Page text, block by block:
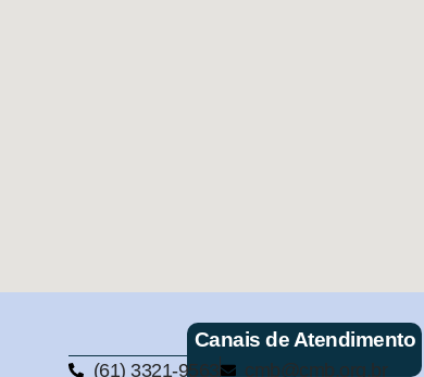
Canais de Atendimento
(61) 3321-9563 cmb@cmb.org.br